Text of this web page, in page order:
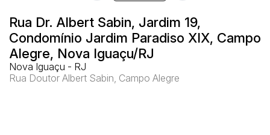
Rua Dr. Albert Sabin, Jardim 19,
Condomínio Jardim Paradiso XIX, Campo
Alegre, Nova Iguaçu/RJ
Nova Iguaçu - RJ
Rua Doutor Albert Sabin, Campo Alegre